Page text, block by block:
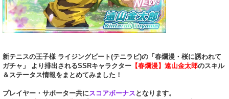
新テニスの王子様 ライジングビート(テニラビ)の「春爛漫・桜に誘われて
ガチャ」 より排出されるSSRキャラクター 【春爛漫】遠山金太郎のスキル
＆ステータス情報をまとめてみました！
プレイヤー・サポーター共に スコアボーナス となります。